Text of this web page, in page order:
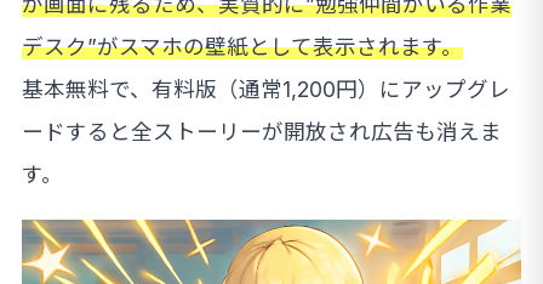
デスク”がスマホの壁紙として表示されます。
基本無料で、有料版（通常1,200円）にアップグレ
ードすると全ストーリーが開放され広告も消えま
す。